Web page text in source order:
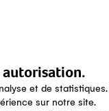
autorisation.
et de statistiques.
sur notre site.